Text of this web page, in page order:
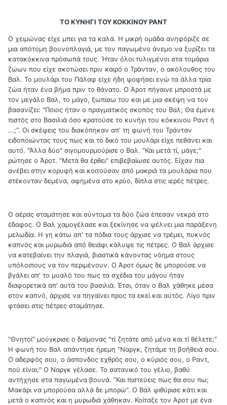
ΤΟ ΚΥΝΗΓΙ ΤΟΥ ΚΟΚΚΙΝΟΥ ΡΑΝΤ
Ο χειμώνας είχε μπει για τα καλά. Η μικρή ομάδα ανηφόριζε σε
μια απότομη βουνοπλαγιά, με τον παγωμένο άνεμο να ξυρίζει τα
κατακόκκινα πρόσωπά τους. Ήταν όλοι τυλιγμένοι στα τομάρια
ζώων που είχε σκοτώσει πριν καιρό ο Τράνταν, ο ακόλουθος του
Βαλ. Το μουλάρι του Πάλαφ είχε ήδη ψοφήσει ενώ τα άλλα τρία
ζώα ήταν ένα βήμα πριν το θάνατο. Ο Άροτ πήγαινε μπροστά με
τον μεγάλο Βαλ, το μάγο, ξωπίσω του και με μια σκέψη να τον
βασανίζει: "Ποιος ήταν ο πραγματικός σκοπός του Βαλ; Θα έμενε
πιστός στο Βασιλιά όσο κρατούσε το κυνήγι του κόκκινου Ραντ ή
...;". Οι σκέψεις του διακόπηκαν απ' τη φωνή του Τράνταν
ειδοποιώντας τους πως και το δικό του μουλάρι είχε πεθάνει και
αυτό. "Άλλα δύο" σιγομουρμούρισε ο Βαλ. "Και μετά τί, μάγε;"
ρώτησε ο Άροτ. "Μετά θα έρθει" επιβεβαίωσε αυτός. Είχαν πια
ανέβει στην κορυφή και κοιτούσαν από μακριά τα μουλάρια που
στέκονταν δεμένα, αφημένα στο κρύο, δίπλα στις ιερές πέτρες.
Ο αέρας σταμάτησε και σύντομα τα δύο ζώα έπεσαν νεκρά στο
έδαφος. Ο Βαλ χαμογέλασε και ξεκίνησε να ψέλνει μια παράξενη
μελωδία. Η γη κάτω απ' τα πόδια τους άρχισε να τρέμει, πυκνός
καπνός και μυρωδιά από θειάφι κάλυψε τις πέτρες. Ο Βαλ άρχισε
να κατεβαίνει την πλαγιά, βιαστικά κάνοντας νόημα στους
υπόλοιπους να τον περιμένουν. Ο Άροτ όμως δε μπορούσε να
βγάλει απ' το μυαλό του πως τα σχέδια του μάγου ήταν
διαφορετικά απ' αυτά του βασιλιά. Έτσι, όταν ο Βαλ χάθηκε μέσα
στον καπνό, άρχισε να πηγαίνει προς τα εκεί και αυτός. Λίγο πριν
φτάσει στις πέτρες σταμάτησε.
"Θνητοί" μούγκρισε ο δαίμονας "τί ζητάτε από μένα και τί θέλετε;"
Η φωνή του Βαλ απάντησε ήρεμη "Ναργκ, ζητάμε τη βοήθειά σου.
Ο αδερφός σου, ο άσπονδος εχθρός σου, ο κύριός σου, ο Ραντ,
πού είναι;" Ο Ναργκ γέλασε. Το σατανικό του γέλιο, βαθύ
αντήχησε στα παγωμένα βουνά. "Και πιστεύεις πως θα σου πω;
Μακάρι να μπορούσα αλλά δε μπορώ". Ο Βαλ ψιθύρισε κάτι και
μετά ο καπνός και η μυρωδιά χάθηκαν. Κοίταξε τον Άροτ με ένα